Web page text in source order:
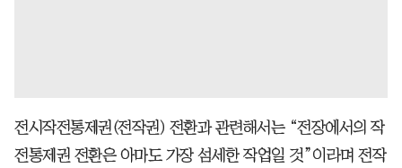
전시작전통제권(전작권) 전환과 관련해서는 “전장에서의 작
전통제권 전환은 아마도 가장 섬세한 작업일 것”이라며 전작